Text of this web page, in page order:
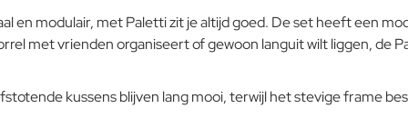
Goed
en modulair, met Paletti zit je altijd goed. De set heeft een
met vrienden organiseert of gewoon languit wilt liggen, de
kussens blijven lang mooi, terwijl het stevige frame